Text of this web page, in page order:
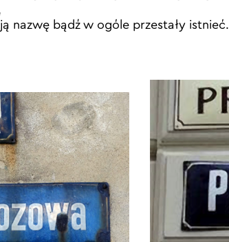
nazwę bądź w ogóle przestały istnieć.